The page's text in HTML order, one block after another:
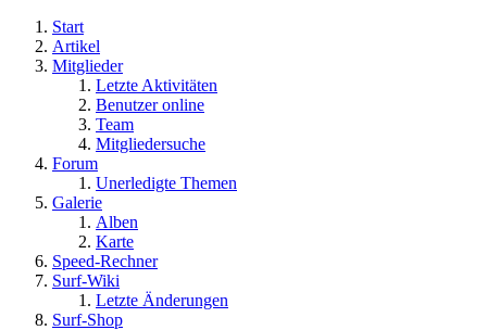
Start
Artikel
Mitglieder
Letzte Aktivitäten
Benutzer online
Team
Mitgliedersuche
Forum
Unerledigte Themen
Galerie
Alben
Karte
Speed-Rechner
Surf-Wiki
Letzte Änderungen
Surf-Shop